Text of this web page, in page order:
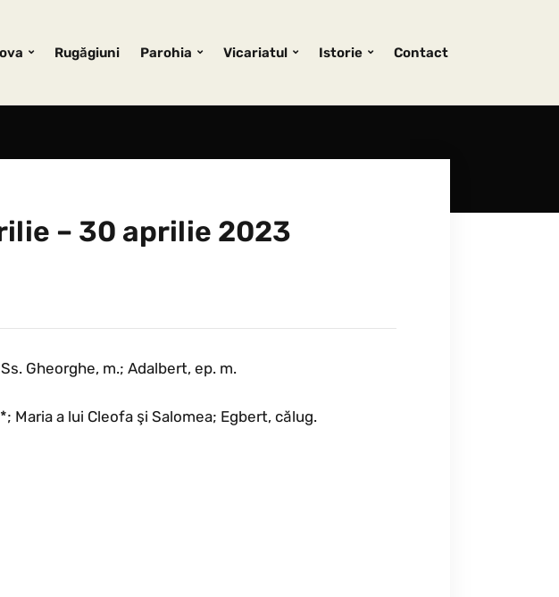
Rugăgiuni Parohia Vicariatul Istorie Contact
– 30 aprilie 2023
Ss. Gheorghe, m.; Adalbert, ep. m.
Maria a lui Cleofa şi Salomea; Egbert, călug.